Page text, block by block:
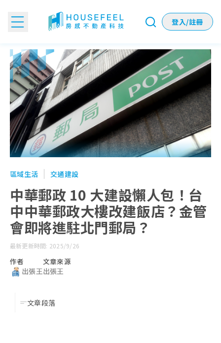
登入/註冊
中華郵政 10 大建設懶人包！台中中華郵政大樓改建飯店？金
區域生活 交通建設
中華郵政 10 大建設懶人包！台
中中華郵政大樓改建飯店？金管
會即將進駐北門郵局？
最新更新時間: 2025/9/26
作者
出張王
文章來源
出張王
文章段落